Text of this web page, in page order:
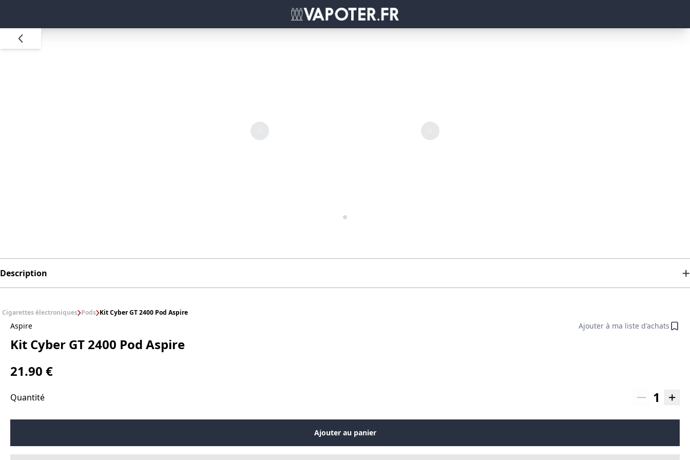
Description
Cigarettes électroniques Pods Kit Cyber GT 2400 Pod Aspire
Aspire Ajouter à ma liste d'achats
Kit Cyber GT 2400 Pod Aspire
21.90 €
Quantité 1
Ajouter au panier